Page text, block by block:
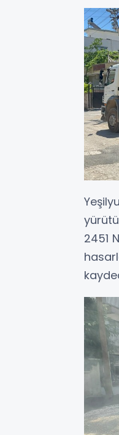
2451